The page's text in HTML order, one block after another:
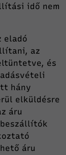
idő nem
eladó
az
és
hány
elküldésre
áru
áru